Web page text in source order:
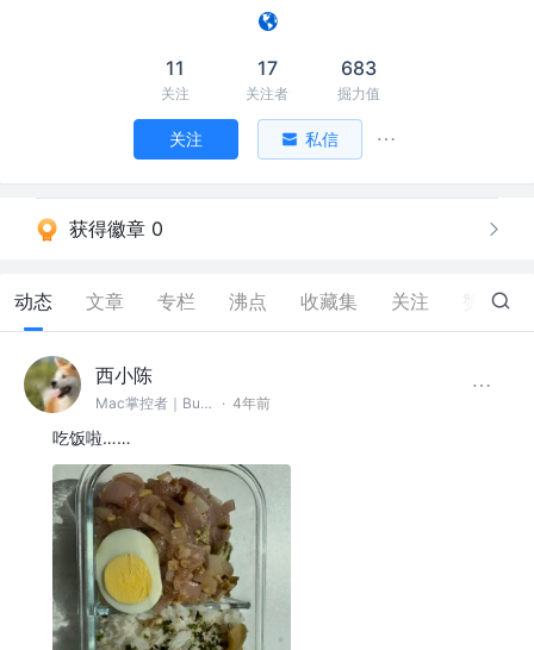
11
关注
17
关注者
683
掘力值
关注 私信
获得徽章 0
动态 文章 专栏 沸点 收藏集 关注 73
西小陈
Mac掌控者｜Bug缔造和毁灭者 @中通科技 · 4年前
吃饭啦……